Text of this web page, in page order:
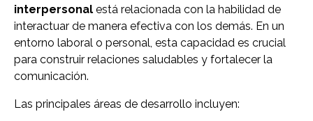
interpersonal está relacionada con la habilidad de
interactuar de manera efectiva con los demás. En un
entorno laboral o personal, esta capacidad es crucial
para construir relaciones saludables y fortalecer la
comunicación.
Las principales áreas de desarrollo incluyen: